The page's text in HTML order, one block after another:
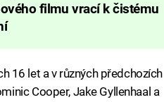
filmu vrací k čistému
16 let a v různých předchozích
Cooper, Jake Gyllenhaal a